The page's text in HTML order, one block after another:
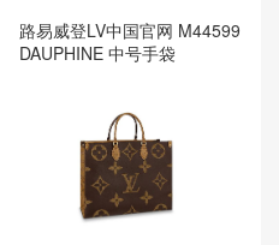
路易威登LV中国官网 M44599
DAUPHINE 中号手袋